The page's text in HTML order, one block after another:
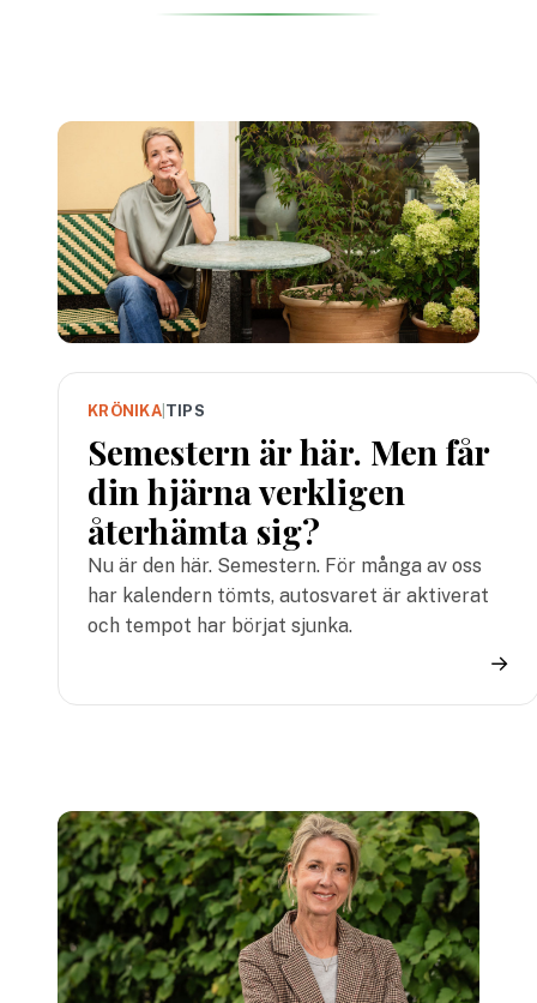
KRÖNIKA| TIPS
Semestern är här. Men får
din hjärna verkligen
återhämta sig?
Nu är den här. Semestern. För många av oss
har kalendern tömts, autosvaret är aktiverat
och tempot har börjat sjunka.
→